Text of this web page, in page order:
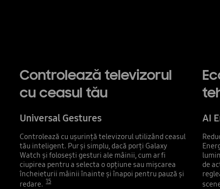
Controlează televizorul
cu ceasul tău
Universal Gestures
Controlează cu ușurință televizorul utilizând ceasul
tău inteligent. Pur și simplu, dacă porți Galaxy
Watch și folosești gesturi ale mâinii, cum ar fi
ciupirea pentru a selecta o opțiune sau mișcarea
încheieturii mâinii înainte și înapoi pentru pauză și
redare. 15
AI
de